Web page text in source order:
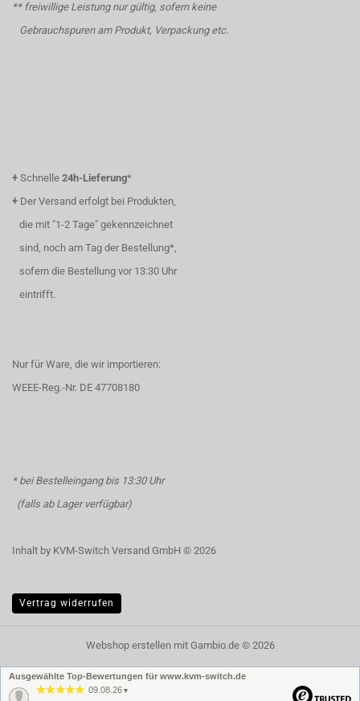
** freiwillige Leistung nur gültig, sofern keine
Gebrauchspuren am Produkt, Verpackung etc.
+ Schnelle 24h-Lieferung*
+ Der Versand erfolgt bei Produkten,
die mit "1-2 Tage" gekennzeichnet
sind, noch am Tag der Bestellung*,
sofern die Bestellung vor 13:30 Uhr
eintrifft.
Nur für Ware, die wir importieren:
WEEE-Reg.-Nr. DE 47708180
* bei Bestelleingang bis 13:30 Uhr
(falls ab Lager verfügbar)
Inhalt by KVM-Switch Versand GmbH © 2026
Vertrag widerrufen
Webshop erstellenmit Gambio.de © 2026
Ausgewählte Top-Bewertungen für www.kvm-switch.de
09.08.26 ▼